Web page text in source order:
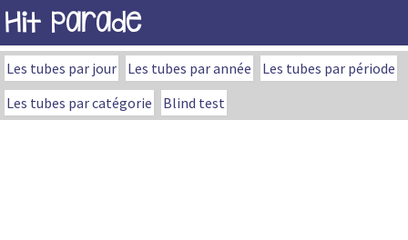
Hit Parade
Les tubes par jour Les tubes par année
Les tubes par période
Les tubes par catégorie
Blind test